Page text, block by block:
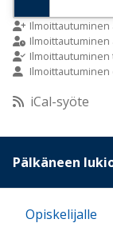
9:00
10:00
12:00
13:00
Ilmoittautuminen
Ilmoittautuminen
Ilmoittautuminen
Ilmoittautuminen
iCal-syöte
Pälkäneen
Opiskelijalle